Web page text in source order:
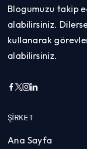
Blogumuzu takip
alabilirsiniz.
kullanarak
alabilirsiniz.
ŞIRKET
Ana Sayfa